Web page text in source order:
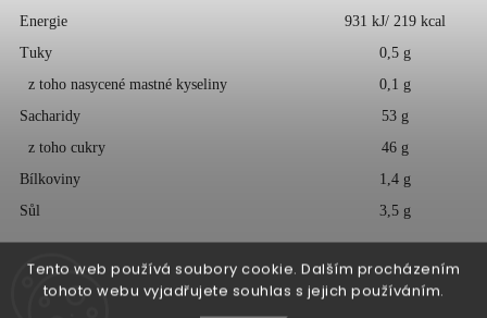
Tento web používá soubory cookie. Dalším procházením
tohoto webu vyjadřujete souhlas s jejich používáním.
Energie
931 kJ/ 219 kcal
Tuky
0,5 g
z toho nasycené mastné kyseliny
0,1 g
Sacharidy
53 g
z toho cukry
46 g
Bílkoviny
1,4 g
Sůl
3,5 g
Objem:725 ml